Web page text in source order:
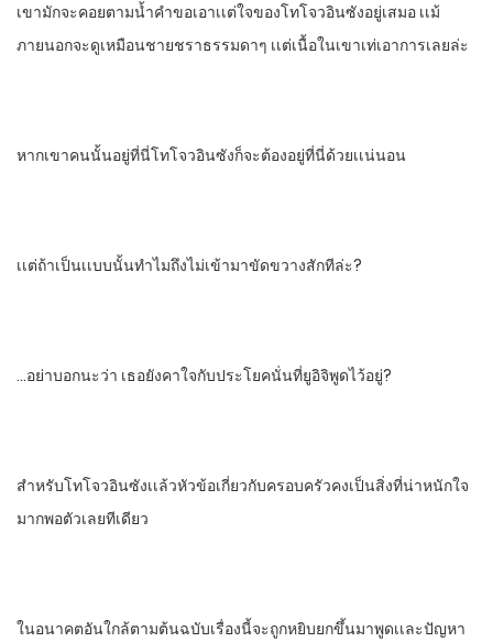
เขามักจะคอยตามนํ้าคําขอเอาเเต่ใจของโทโจวอินซังอยู่เสมอ​ เเม้
ภายนอกจะดูเหมือนชายชรา​ธรรมดาๆ เเต่เนื้อในเขาเท่เอาการเลยล่ะ
หากเขาคนนั้นอยู่ที่นี่​โทโจวอินซัง​ก็จะต้องอยู่ที่นี่ด้วยเเน่นอน
เเต่ถ้าเป็นเเบบนั้นทําไมถึงไม่เข้ามาขัดขวางสักทีล่ะ?
…อย่าบอกนะว่า​ เธอยังคาใจกับประโยคนั่นที่ยูอิจิพูดไว้อยู่?
สําหรับโทโจวอินซังเเล้ว​หัวข้อเกี่ยวกับครอบครัวคงเป็นสิ่งที่น่าหนักใจ
มากพอตัวเลยทีเดียว
ในอนาคตอัน​ใกล้​ตามต้นฉบับเรื่องนี้​จะถูกหยิบยกขึ้นมาพูดเเละปัญหา